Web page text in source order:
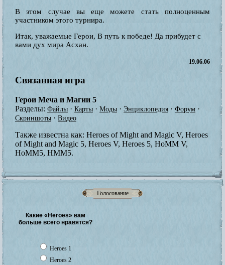
Голосование
Какие «Heroes» вам
больше всего нравятся?
Heroes 1
Heroes 2
В этом случае вы еще можете стать полноценным
участником этого турнира.
Итак, уважаемые Герои, В путь к победе! Да прибудет с
вами дух мира Асхан.
19.06.06
Связанная игра
Герои Меча и Магии 5
Разделы: Файлы · Карты · Моды · Энциклопедия · Форум ·
Скриншоты · Видео
Также известна как: Heroes of Might and Magic V, Heroes
of Might and Magic 5, Heroes V, Heroes 5, HoMM V,
HoMM5, HMM5.